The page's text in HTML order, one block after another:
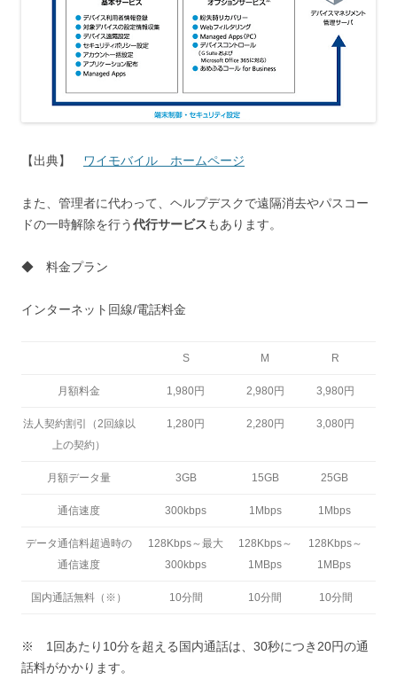
【出典】 ワイモバイル ホームページ
また、管理者に代わって、ヘルプデスクで遠隔消去やパスコー
ドの一時解除を行う代行サービスもあります。
◆ 料金プラン
インターネット回線/電話料金
S M R
月額料金 1,980円 2,980円 3,980円
法人契約割引（2回線以
上の契約）
1,280円 2,280円 3,080円
月額データ量 3GB 15GB 25GB
通信速度 300kbps 1Mbps 1Mbps
データ通信料超過時の
通信速度
128Kbps～最大
300kbps
128Kbps～
1MBps
128Kbps～
1MBps
国内通話無料（※） 10分間 10分間 10分間
※ 1回あたり10分を超える国内通話は、30秒につき20円の通
話料がかかります。